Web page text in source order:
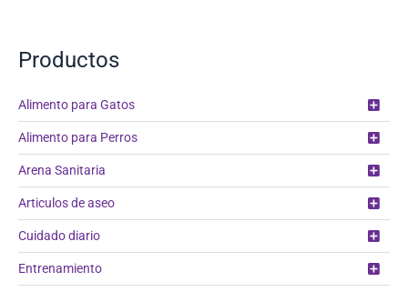
Productos
Alimento para Gatos
Alimento para Perros
Arena Sanitaria
Articulos de aseo
Cuidado diario
Entrenamiento